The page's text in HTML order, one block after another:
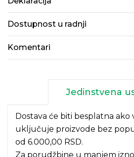
Dostupnost u radnji
Komentari
Jedinstvena
Dostava će biti besplatna ako
uključuje proizvode bez
od 6.000,00 RSD.
Za porudžbine u manjem